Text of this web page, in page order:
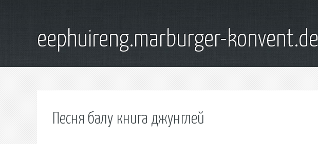
eephuireng.marburger-konvent.de
Песня балу книга джунглей